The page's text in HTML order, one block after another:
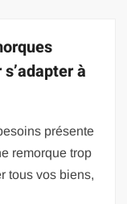
à
présente
remorque trop
tous vos biens,